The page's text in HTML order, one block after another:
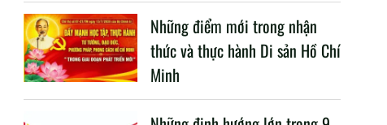
NAY
Những điểm mới trong nhận
thức và thực hành Di sản Hồ Chí
Minh